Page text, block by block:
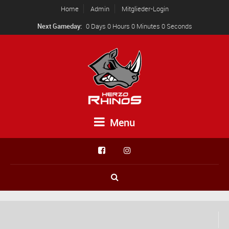
Home Admin
Mitglieder-Login
Next Gameday: 0 Days 0 Hours 0 Minutes 0 Seconds
Menu